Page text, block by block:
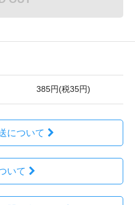
385円(税35円)
について
いて